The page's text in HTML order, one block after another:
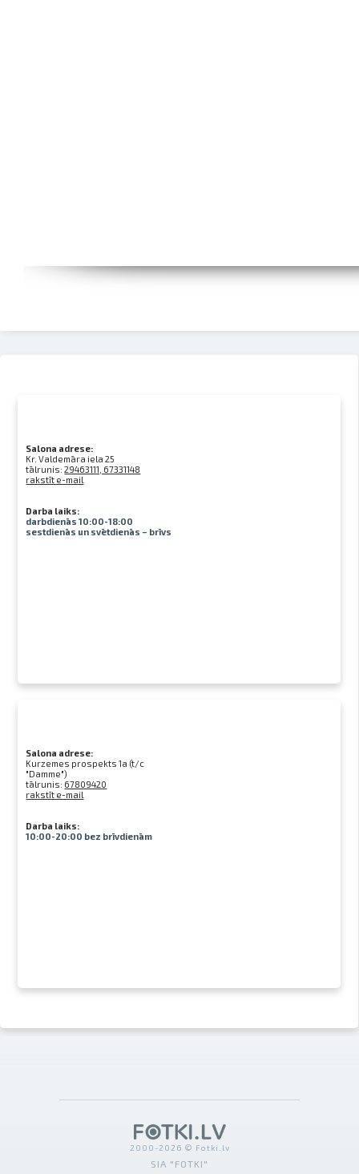
Salona adrese:
Kr. Valdemāra iela 25
tālrunis:29463111, 67331148
rakstīt e-mail
Darba laiks:
darbdienās 10:00-18:00
sestdienās un svētdienās – brīvs
Salona adrese:
Kurzemes prospekts 1a (t/c
"Damme")
tālrunis: 67809420
rakstīt e-mail
Darba laiks:
10:00-20:00 bez brīvdienām
2000-2026 © Fotki.lv
SIA "FOTKI"